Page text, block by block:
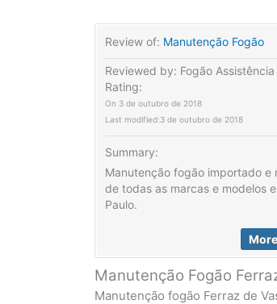
Review of: Manutenção Fogão
Reviewed by: Fogão
Rating:
On 3 de outubro de 2018
Last modified:3 de outubro de 2018
Summary:
Manutenção fogão importado e
de todas as marcas e modelos
Paulo.
Manutenção Fogão
Manutenção fogão Ferraz de